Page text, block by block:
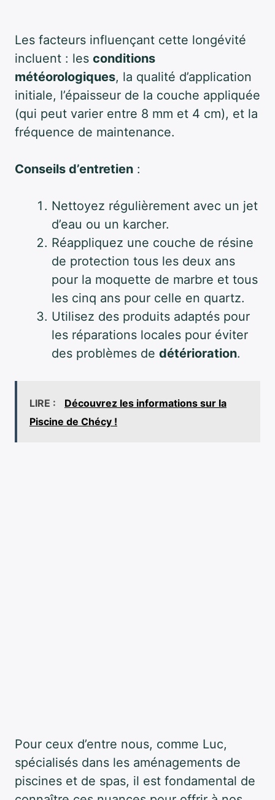
Les facteurs influençant cette longévité
incluent : les conditions
météorologiques, la qualité d’application
initiale, l’épaisseur de la couche appliquée
(qui peut varier entre 8 mm et 4 cm), et la
fréquence de maintenance.
Conseils d’entretien :
Nettoyez régulièrement avec un jet
d’eau ou un karcher.
Réappliquez une couche de résine
de protection tous les deux ans
pour la moquette de marbre et tous
les cinq ans pour celle en quartz.
Utilisez des produits adaptés pour
les réparations locales pour éviter
des problèmes de détérioration.
LIRE :
Découvrez les informations sur la
Piscine de Chécy !
Pour ceux d’entre nous, comme Luc,
spécialisés dans les aménagements de
piscines et de spas, il est fondamental de